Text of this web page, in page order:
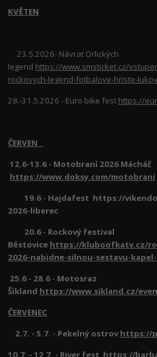
KVĚTEN
23.5.2026- Návrat Orlických
legend https://www.smsticket.cz/
rockovych-legend-fotbalove-hriste-
28.-31.5.2026 - Euro bike fest https://
ČERVEN
12.6-13.6 - Motobraní 2026 Mácháč
https://www.doksy.com/motobrani
19.6 - Hajdafest https://
2026-liberec
20.6 - Rockový festival
Běstovice https://kluboofkatv.cz/
2026-nabidne-silnou-sestavu-
25.6 - 28.6 - Motosraz
Šikland https://www.sikland.cz/
ČERVENEC
2.7. - 5.7. - Pekelný ostrov https://
10.7. - 12.7. - River fest https://